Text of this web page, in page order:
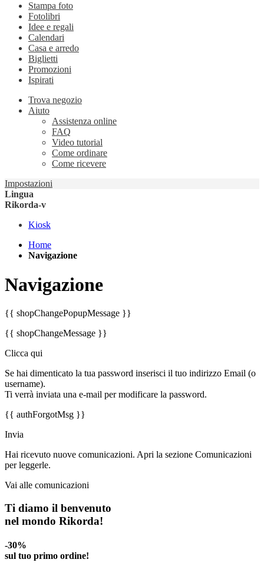
Stampa foto
Fotolibri
Idee e regali
Calendari
Casa e arredo
Biglietti
Promozioni
Ispirati
Trova negozio
Aiuto
Assistenza online
FAQ
Video tutorial
Come ordinare
Come ricevere
Impostazioni
Lingua
Rikorda-v
Kiosk
Home
Navigazione
Navigazione
{{ shopChangePopupMessage }}
{{ shopChangeMessage }}
Clicca qui
Se hai dimenticato la tua password inserisci il tuo indirizzo Email (o
username).
Ti verrà inviata una e-mail per modificare la password.
{{ authForgotMsg }}
Invia
Hai ricevuto nuove comunicazioni. Apri la sezione Comunicazioni
per leggerle.
Vai alle comunicazioni
Ti diamo il benvenuto
nel mondo Rikorda!
-30%
sul tuo primo ordine!